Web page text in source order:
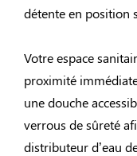
détente en position
Votre espace
proximité
une douche
verrous de sûreté
distributeur d’eau